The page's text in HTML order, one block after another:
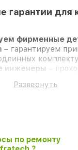
гарантии для
фирменные
– гарантируем
инженеры –
гарантия
–
Развернуть
по ремонту